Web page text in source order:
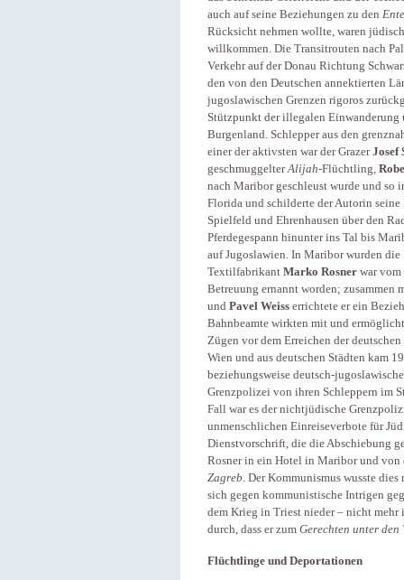
auch auf seine Beziehungen zu den
Rücksicht nehmen wollte, waren
willkommen. Die Transitrouten nach
Verkehr auf der Donau Richtung
den von den Deutschen annektierten
jugoslawischen Grenzen rigoros
Stützpunkt der illegalen Einwanderung
Burgenland. Schlepper aus den
einer der aktivsten war der GrazerJosef
geschmuggelterAlijah-Flüchtling,
nach Maribor geschleust wurde und
Florida und schilderte der Autorin
Spielfeld und Ehrenhausen über den
Pferdegespann hinunter ins Tal bis
auf Jugoslawien. In Maribor wurden
Textilfabrikant Marko Rosner war vom
Betreuung ernannt worden;
und Pavel Weiss errichtete er ein
Bahnbeamte wirkten mit und
Zügen vor dem Erreichen der
Wien und aus deutschen Städten kam
beziehungsweise deutsch-
Grenzpolizei von ihren Schleppern im
Fall war es der nichtjüdische
unmenschlichen Einreiseverbote für
Dienstvorschrift, die die Abschiebung
Rosner in ein Hotel in Maribor und
Zagreb. Der Kommunismus wusste
sich gegen kommunistische Intrigen
dem Krieg in Triest nieder – nicht mehr
durch, dass er zum Gerechten unter den
Flüchtlinge und Deportationen